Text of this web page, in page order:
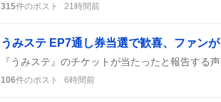
315件のポスト 21時間前
うみステ EP7通し券当選で歓喜、ファン
106件のポスト 6時間前